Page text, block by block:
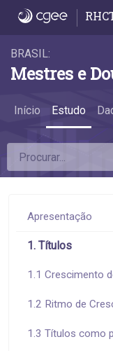
1.5 Idade na
BRASIL:
Mestres e
Início Estudo
Apresentação
1. Títulos
1.1 Crescimento
1.2 Ritmo de
1.3 Títulos como